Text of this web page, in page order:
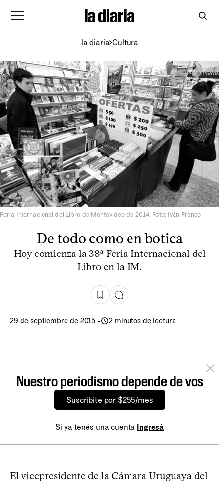
la diaria Cultura
Feria Internacional del Libro de Montevideo de 2014. Foto: Iván Franco
De todo como en botica
Hoy comienza la 38ª Feria Internacional del
Libro en la IM.
29 de septiembre de 2015 - 2 minutos de lectura
Nuestro periodismo depende de vos
Suscribite por $255/mes
Si ya tenés una cuenta Ingresá
El vicepresidente de la Cámara Uruguaya del